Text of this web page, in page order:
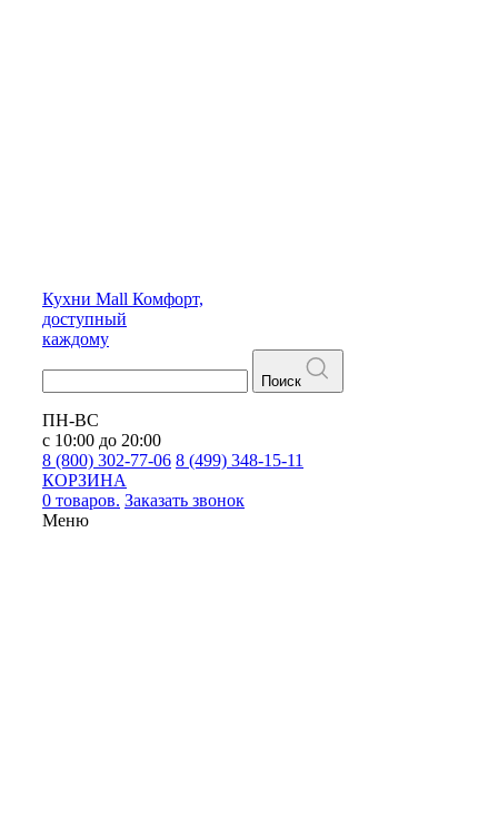
Кухни Mall Комфорт,
доступный
каждому
Поиск
ПН-ВС
с 10:00 до 20:00
8 (800) 302-77-06 8 (499) 348-15-11
КОРЗИНА
0 товаров. Заказать звонок
Меню